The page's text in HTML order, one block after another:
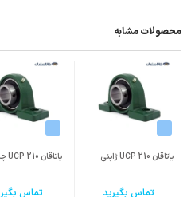
محصولات مشابه
یاتاقان UCP 210 ژاپنی
تماس بگیرید
یاتاقان UCP 210 چینی
تماس